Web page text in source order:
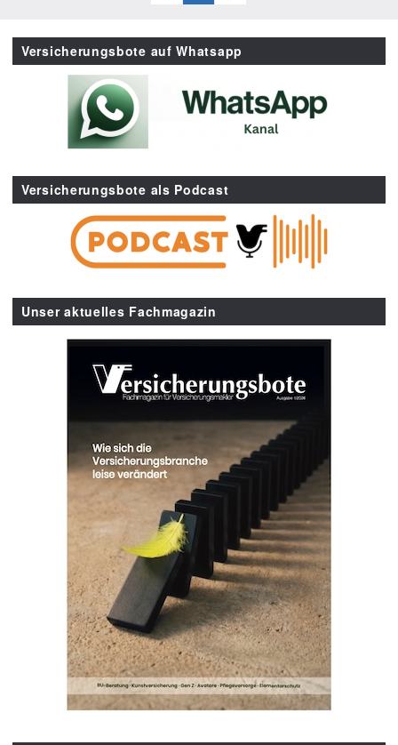
Versicherungsbote auf Whatsapp
Versicherungsbote als Podcast
Unser aktuelles Fachmagazin